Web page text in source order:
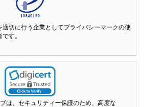
切に行う企業としてプライバシーマークの使
す。
は、セキュリティー保護のため、高度な